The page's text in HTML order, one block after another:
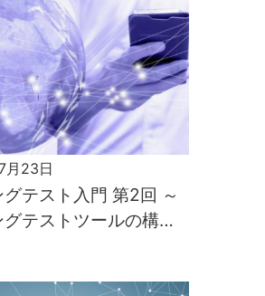
月23日
テスト入門 第2回 ～
テストツールの構築